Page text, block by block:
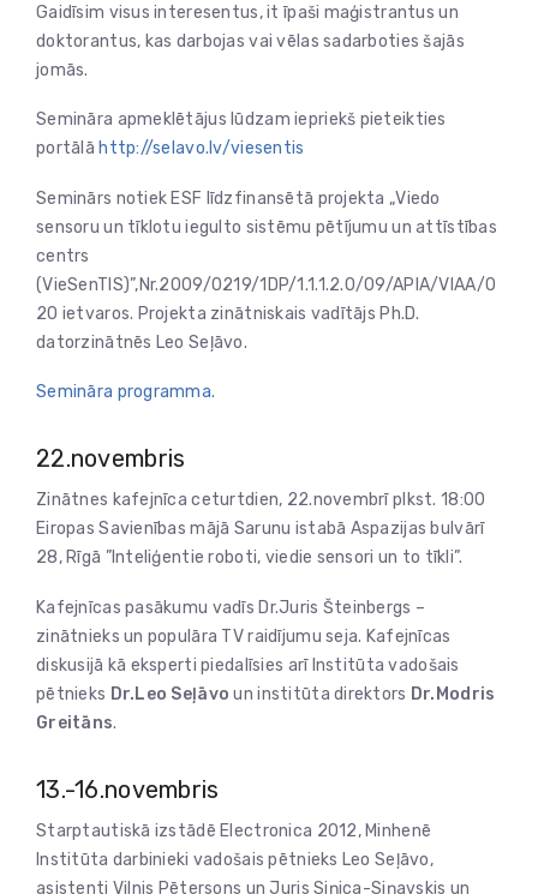
Gaidīsim visus interesentus, it īpaši maģistrantus un
doktorantus, kas darbojas vai vēlas sadarboties šajās
jomās.
Semināra apmeklētājus lūdzam iepriekš pieteikties
portālā http://selavo.lv/viesentis
Seminārs notiek ESF līdzfinansētā projekta „Viedo
sensoru un tīklotu iegulto sistēmu pētījumu un attīstības
centrs
(VieSenTIS)”,Nr.2009/0219/1DP/1.1.1.2.0/09/APIA/VIAA/0
20 ietvaros. Projekta zinātniskais vadītājs Ph.D.
datorzinātnēs Leo Seļāvo.
Semināra programma.
22.novembris
Zinātnes kafejnīca ceturtdien, 22.novembrī plkst. 18:00
Eiropas Savienības mājā Sarunu istabā Aspazijas bulvārī
28, Rīgā ”Inteliģentie roboti, viedie sensori un to tīkli”.
Kafejnīcas pasākumu vadīs Dr.Juris Šteinbergs –
zinātnieks un populāra TV raidījumu seja. Kafejnīcas
diskusijā kā eksperti piedalīsies arī Institūta vadošais
pētnieks Dr.Leo Seļāvo un institūta direktors Dr.Modris
Greitāns.
13.-16.novembris
Starptautiskā izstādē Electronica 2012, Minhenē
Institūta darbinieki vadošais pētnieks Leo Seļāvo,
asistenti Vilnis Pētersons un Juris Siņica-Siņavskis un